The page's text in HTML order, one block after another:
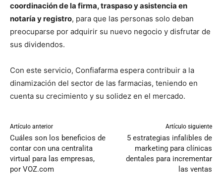
coordinación de la firma, traspaso y asistencia en
notaría y registro, para que las personas solo deban
preocuparse por adquirir su nuevo negocio y disfrutar de
sus dividendos.
Con este servicio, Confiafarma espera contribuir a la
dinamización del sector de las farmacias, teniendo en
cuenta su crecimiento y su solidez en el mercado.
Artículo anterior
Cuáles son los beneficios de
contar con una centralita
virtual para las empresas,
por VOZ.com
Artículo siguiente
5 estrategias infalibles de
marketing para clínicas
dentales para incrementar
las ventas